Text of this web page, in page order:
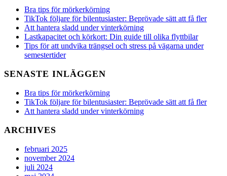
flyttbilar
Bra tips för mörkerkörning
TikTok följare för bilentusiaster: Beprövade sätt att få fler
Att hantera sladd under vinterkörning
Lastkapacitet och körkort: Din guide till olika flyttbilar
Tips för att undvika trängsel och stress på vägarna under
semestertider
SENASTE INLÄGGEN
Bra tips för mörkerkörning
TikTok följare för bilentusiaster: Beprövade sätt att få fler
Att hantera sladd under vinterkörning
ARCHIVES
februari 2025
november 2024
juli 2024